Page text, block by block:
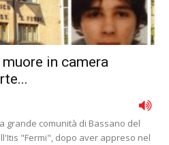
in camera
grande comunità di Bassano del
"Fermi", dopo aver appreso nel